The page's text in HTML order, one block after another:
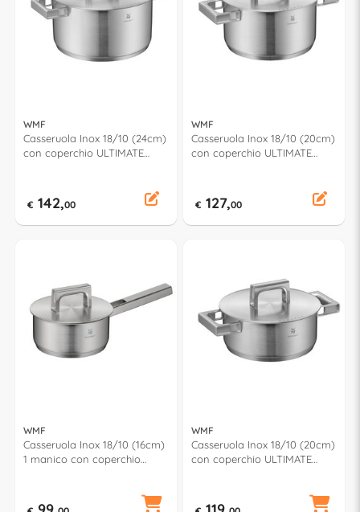
WMF
Casseruola Inox 18/10 (24cm)
con coperchio ULTIMATE
€ 142,00
WMF
Casseruola Inox 18/10 (20cm)
con coperchio ULTIMATE
€ 127,00
WMF
Casseruola Inox 18/10 (16cm)
1 manico con coperchio
WMF
Casseruola Inox 18/10 (20cm)
con coperchio ULTIMATE